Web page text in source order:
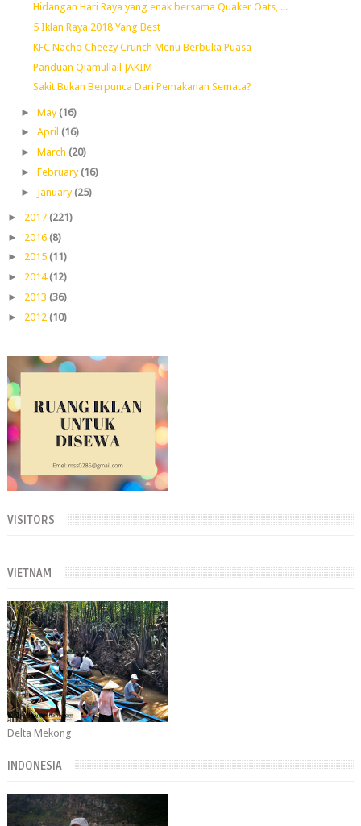
Hidangan Hari Raya yang enak bersama Quaker Oats, ...
5 Iklan Raya 2018 Yang Best
KFC Nacho Cheezy Crunch Menu Berbuka Puasa
Panduan Qiamullail JAKIM
Sakit Bukan Berpunca Dari Pemakanan Semata?
► May (16)
► April (16)
► March (20)
► February (16)
► January (25)
► 2017 (221)
► 2016 (8)
► 2015 (11)
► 2014 (12)
► 2013 (36)
► 2012 (10)
VISITORS
VIETNAM
Delta Mekong
INDONESIA